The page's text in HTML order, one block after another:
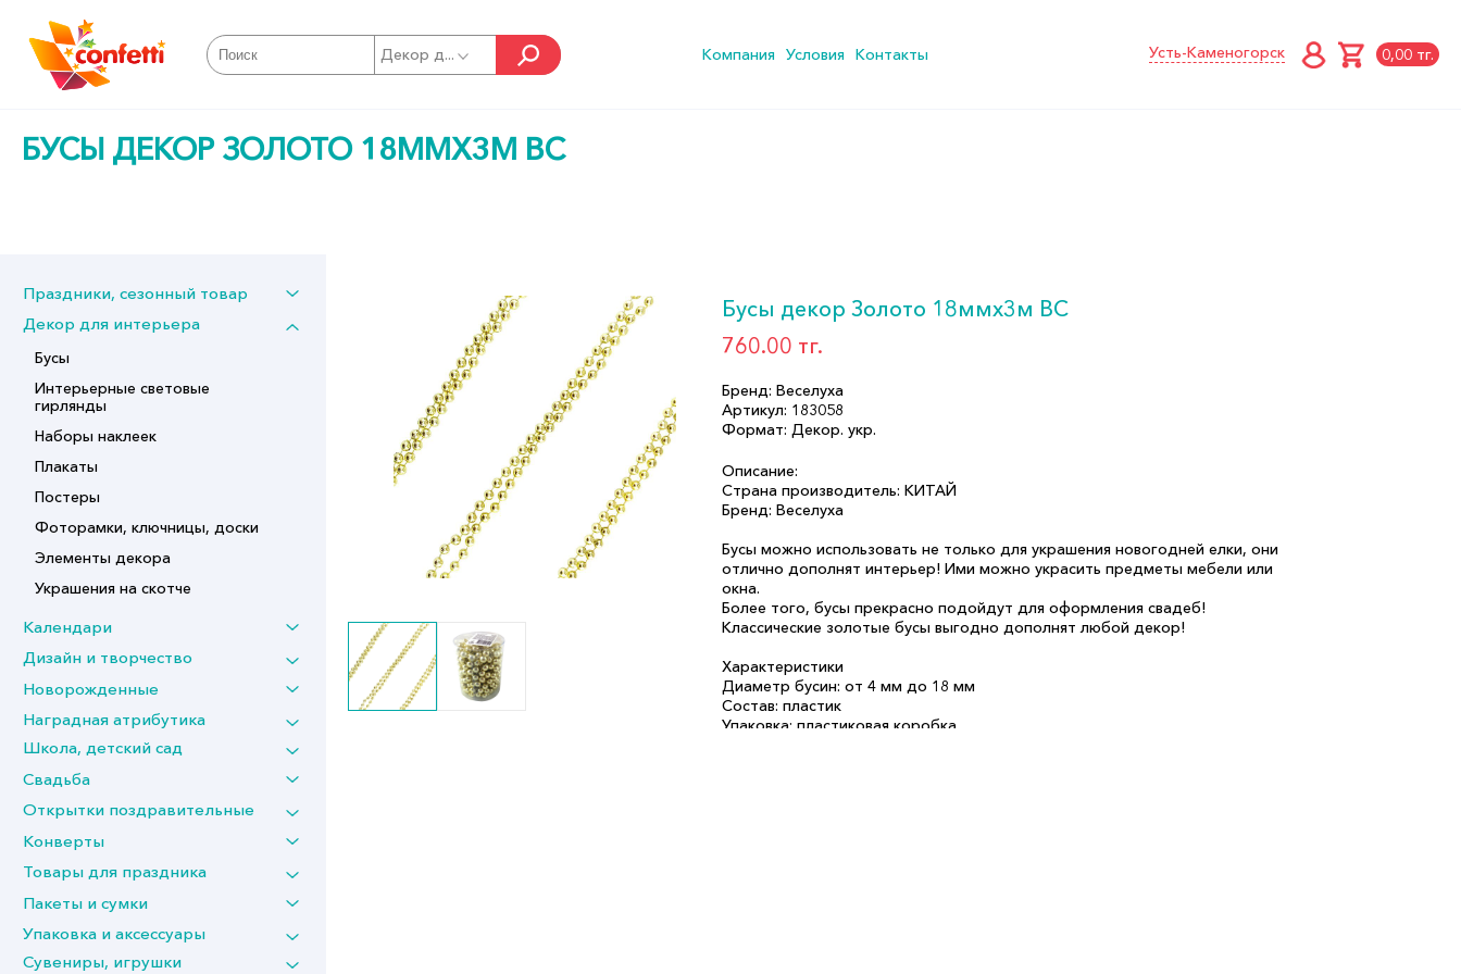
Декор д... Компания Условия Контакты Усть-Каменогорск 0,00 тг.
БУСЫ ДЕКОР ЗОЛОТО 18ММХ3М ВС
Праздники, сезонный товар
Декор для интерьера
Бусы
Интерьерные световые
гирлянды
Наборы наклеек
Плакаты
Постеры
Фоторамки, ключницы, доски
Элементы декора
Украшения на скотче
Календари
Дизайн и творчество
Новорожденные
Наградная атрибутика
Школа, детский сад
Свадьба
Открытки поздравительные
Конверты
Товары для праздника
Пакеты и сумки
Упаковка и аксессуары
Сувениры, игрушки
Бусы декор Золото 18ммх3м ВС
760.00 тг.
Бренд: Веселуха
Артикул: 183058
Формат: Декор. укр.
Описание:
Страна производитель: КИТАЙ
Бренд: Веселуха
Бусы можно использовать не только для украшения новогодней елки, они
отлично дополнят интерьер! Ими можно украсить предметы мебели или
окна.
Более того, бусы прекрасно подойдут для оформления свадеб!
Классические золотые бусы выгодно дополнят любой декор!
Характеристики
Диаметр бусин: от 4 мм до 18 мм
Состав: пластик
Упаковка: пластиковая коробка